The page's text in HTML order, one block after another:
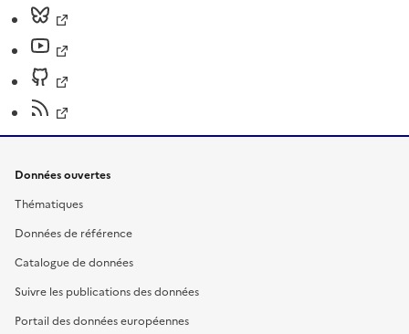
Données ouvertes
Thématiques
Données de référence
Catalogue de données
Suivre les publications des données
Portail des données européennes